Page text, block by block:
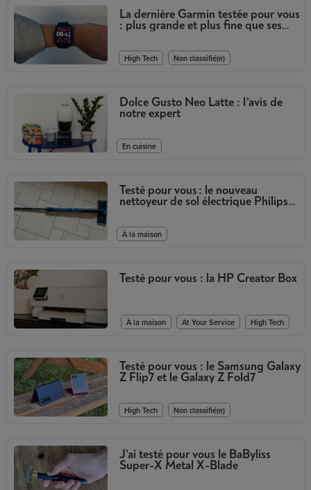
La dernière Garmin testée pour vous
: plus grande et plus fine que ses
prédécesseurs
High Tech Non classifié(e)
Dolce Gusto Neo Latte : l’avis de
notre expert
En cuisine
Testé pour vous : le nouveau
nettoyeur de sol électrique Philips
OneUp
À la maison
Testé pour vous : la HP Creator Box
À la maison At Your Service High Tech
Testé pour vous : le Samsung Galaxy
Z Flip7 et le Galaxy Z Fold7
High Tech Non classifié(e)
J’ai testé pour vous le BaByliss
Super-X Metal X-Blade